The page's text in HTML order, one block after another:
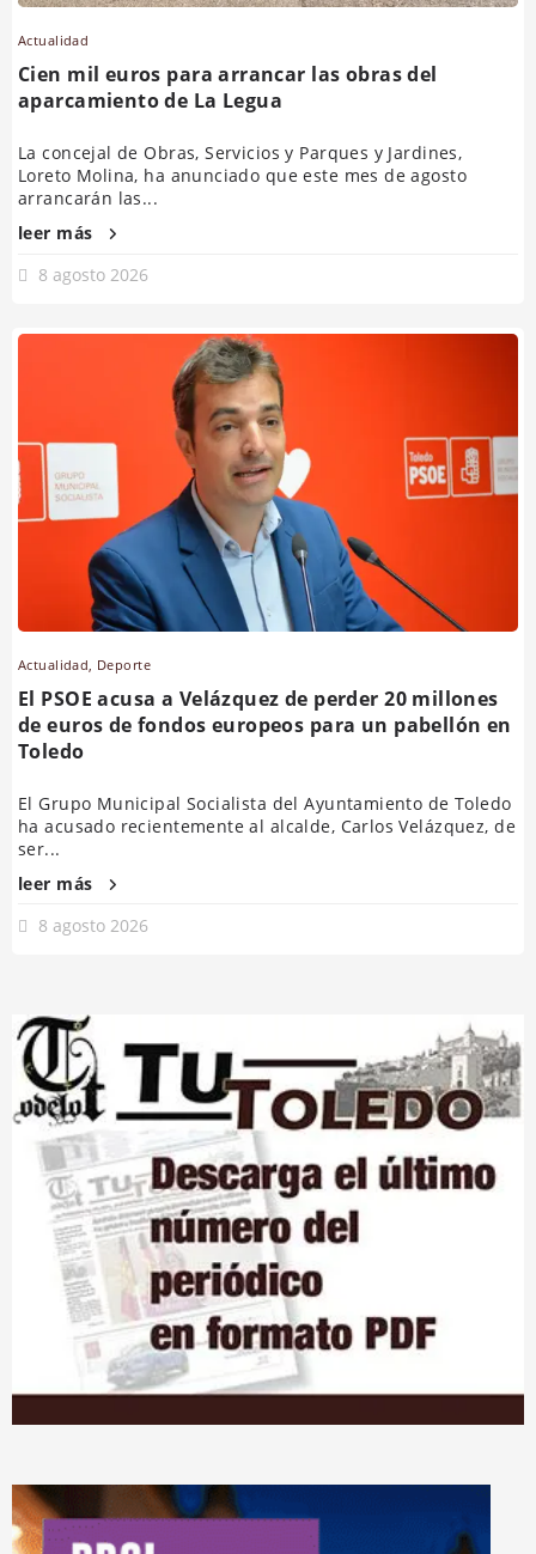
Actualidad
Cien mil euros para arrancar las obras del
aparcamiento de La Legua
La concejal de Obras, Servicios y Parques y Jardines,
Loreto Molina, ha anunciado que este mes de agosto
arrancarán las...
leer más
8 agosto 2026
Actualidad Deporte
El PSOE acusa a Velázquez de perder 20 millones
de euros de fondos europeos para un pabellón en
Toledo
El Grupo Municipal Socialista del Ayuntamiento de Toledo
ha acusado recientemente al alcalde, Carlos Velázquez, de
ser...
leer más
8 agosto 2026